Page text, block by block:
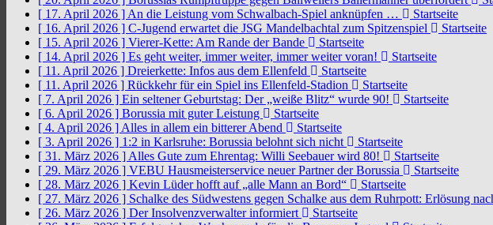
[ 17. April 2026 ] An die Leistung vom Schwalbach-Spiel anknüpfen …
Startseite
[ 16. April 2026 ] C-Jugend erwartet die JSG Mandelbachtal zum Spitzenspiel
Startseite
[ 15. April 2026 ] Vierer-Kette: Am Rande der Bande
Startseite
[ 14. April 2026 ] Es geht weiter, immer weiter, immer weiter voran!
Startseite
[ 11. April 2026 ] Dreierkette: Infos aus dem Ellenfeld
Startseite
[ 11. April 2026 ] Rückkehr für ein Spiel ins Ellenfeld-Stadion
Startseite
[ 7. April 2026 ] Ein seltener Geburtstag: Der „weiße Blitz“ wurde 90!
Startseite
[ 6. April 2026 ] Borussia mit guter Leistung
Startseite
[ 4. April 2026 ] Alles in allem ein bitterer Abend
Startseite
[ 3. April 2026 ] 1:2 in Karlsruhe: Borussia belohnt sich nicht
Startseite
[ 31. März 2026 ] Alles Gute zum Ehrentag: Willi Seebauer wird 80!
Startseite
[ 29. März 2026 ] VEBU Hausmeisterservice neuer Partner der Borussia
Startseite
[ 28. März 2026 ] Kevin Lüder hofft auf „alle Mann an Bord“
Startseite
[ 27. März 2026 ] Schalke des Südwestens gegen Schalke aus dem Ruhrpott: Erlösung
[ 26. März 2026 ] Der Insolvenzverwalter informiert
Startseite